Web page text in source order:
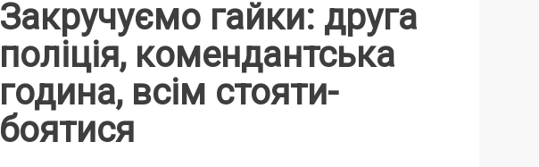
Закручуємо гайки: друга
поліція, комендантська
година, всім стояти-
боятися